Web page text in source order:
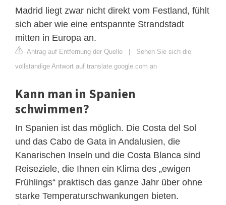
Madrid liegt zwar nicht direkt vom Festland, fühlt
sich aber wie eine entspannte Strandstadt
mitten in Europa an.
Antrag auf Entfernung der Quelle | Sehen Sie sich die
vollständige Antwort auf translate.google.com an
Kann man in Spanien
schwimmen?
In Spanien ist das möglich. Die Costa del Sol
und das Cabo de Gata in Andalusien, die
Kanarischen Inseln und die Costa Blanca sind
Reiseziele, die Ihnen ein Klima des „ewigen
Frühlings“ praktisch das ganze Jahr über ohne
starke Temperaturschwankungen bieten.